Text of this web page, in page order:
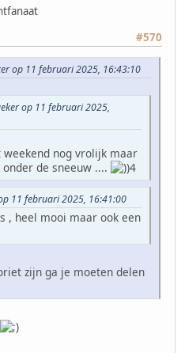
#570
op 11 februari 2025, 16:43:10
op 11 februari 2025,
nog vrolijk maar
de sneeuw ....
11 februari 2025, 16:41:00
, heel mooi maar ook een
zijn ga je moeten delen